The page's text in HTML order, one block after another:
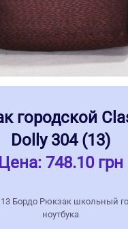
городской
Dolly 304 (13)
Цена: 748.10 грн
13 Бордо Рюкзак школьный
ноутбука